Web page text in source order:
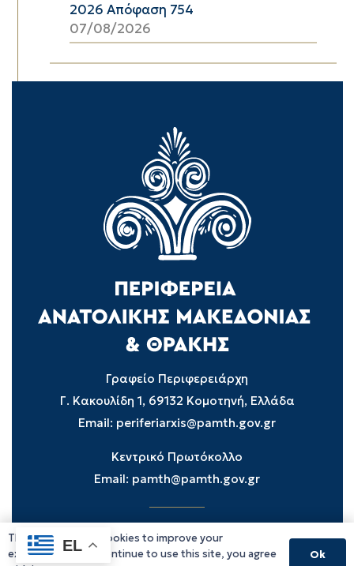
2026 Απόφαση 754
07/08/2026
Γραφείο Περιφερειάρχη
Γ. Κακουλίδη 1, 69132 Κομοτηνή, Ελλάδα
Email: periferiarxis@pamth.gov.gr
Κεντρικό Πρωτόκολλο
Email: pamth@pamth.gov.gr
Υπηρεσίες Δράμας
Υπηρεσίες Καβάλας
EL
This website uses cookies to improve your
experience. If you continue to use this site, you agree
Ok